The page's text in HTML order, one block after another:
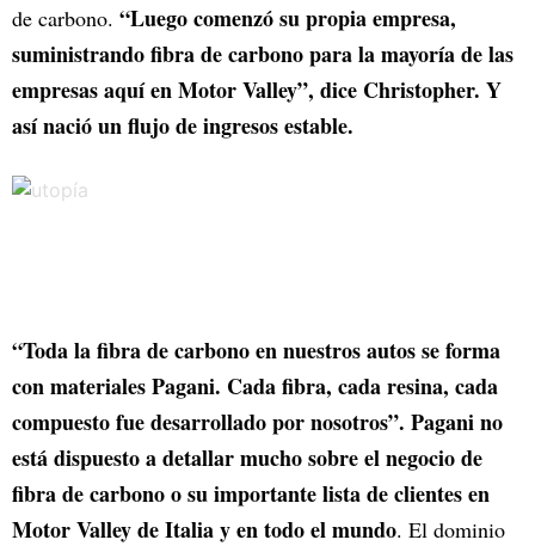
de carbono. “Luego comenzó su propia empresa,
suministrando fibra de carbono para la mayoría de las
empresas aquí en Motor Valley”, dice Christopher. Y
así nació un flujo de ingresos estable.
“Toda la fibra de carbono en nuestros autos se forma
con materiales Pagani. Cada fibra, cada resina, cada
compuesto fue desarrollado por nosotros”. Pagani no
está dispuesto a detallar mucho sobre el negocio de
fibra de carbono o su importante lista de clientes en
Motor Valley de Italia y en todo el mundo. El dominio